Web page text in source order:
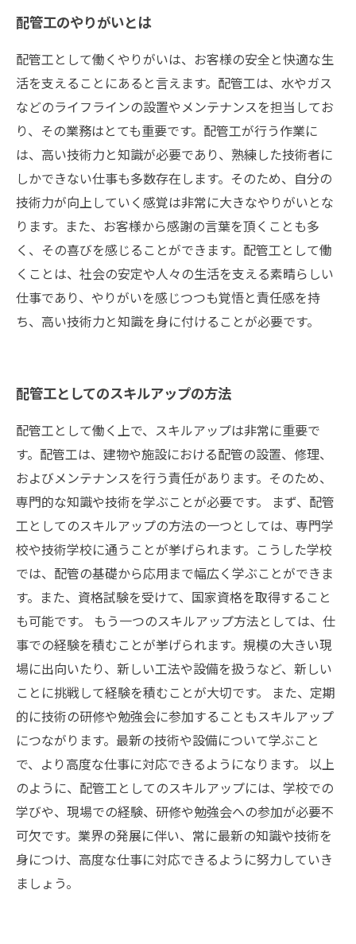
配管工のやりがいとは
配管工として働くやりがいは、お客様の安全と快適な生
活を支えることにあると言えます。配管工は、水やガス
などのライフラインの設置やメンテナンスを担当してお
り、その業務はとても重要です。配管工が行う作業に
は、高い技術力と知識が必要であり、熟練した技術者に
しかできない仕事も多数存在します。そのため、自分の
技術力が向上していく感覚は非常に大きなやりがいとな
ります。また、お客様から感謝の言葉を頂くことも多
く、その喜びを感じることができます。配管工として働
くことは、社会の安定や人々の生活を支える素晴らしい
仕事であり、やりがいを感じつつも覚悟と責任感を持
ち、高い技術力と知識を身に付けることが必要です。
配管工としてのスキルアップの方法
配管工として働く上で、スキルアップは非常に重要で
す。配管工は、建物や施設における配管の設置、修理、
およびメンテナンスを行う責任があります。そのため、
専門的な知識や技術を学ぶことが必要です。 まず、配管
工としてのスキルアップの方法の一つとしては、専門学
校や技術学校に通うことが挙げられます。こうした学校
では、配管の基礎から応用まで幅広く学ぶことができま
す。また、資格試験を受けて、国家資格を取得すること
も可能です。 もう一つのスキルアップ方法としては、仕
事での経験を積むことが挙げられます。規模の大きい現
場に出向いたり、新しい工法や設備を扱うなど、新しい
ことに挑戦して経験を積むことが大切です。 また、定期
的に技術の研修や勉強会に参加することもスキルアップ
につながります。最新の技術や設備について学ぶこと
で、より高度な仕事に対応できるようになります。 以上
のように、配管工としてのスキルアップには、学校での
学びや、現場での経験、研修や勉強会への参加が必要不
可欠です。業界の発展に伴い、常に最新の知識や技術を
身につけ、高度な仕事に対応できるように努力していき
ましょう。